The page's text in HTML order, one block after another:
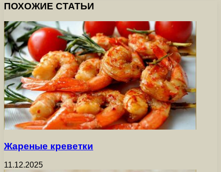
ПОХОЖИЕ СТАТЬИ
Жареные креветки
11.12.2025